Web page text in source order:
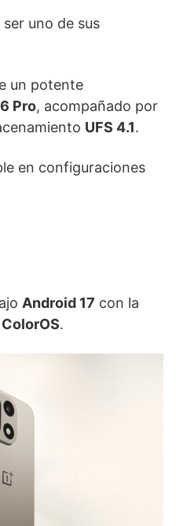
uno de sus
un potente
Pro, acompañado por
UFS 4.1.
en configuraciones
Android 17 con la
ColorOS.